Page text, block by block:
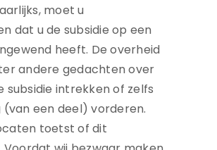
moet u
dat u de subsidie op een
heeft. De overheid
andere gedachten over
subsidie intrekken of zelfs
een deel) vorderen.
toetst of dit